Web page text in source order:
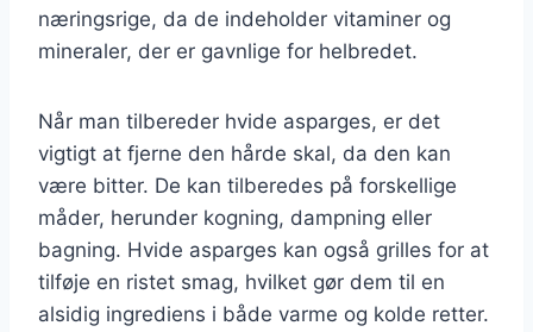
næringsrige, da de indeholder vitaminer og
mineraler, der er gavnlige for helbredet.
Når man tilbereder hvide asparges, er det
vigtigt at fjerne den hårde skal, da den kan
være bitter. De kan tilberedes på forskellige
måder, herunder kogning, dampning eller
bagning. Hvide asparges kan også grilles for at
tilføje en ristet smag, hvilket gør dem til en
alsidig ingrediens i både varme og kolde retter.